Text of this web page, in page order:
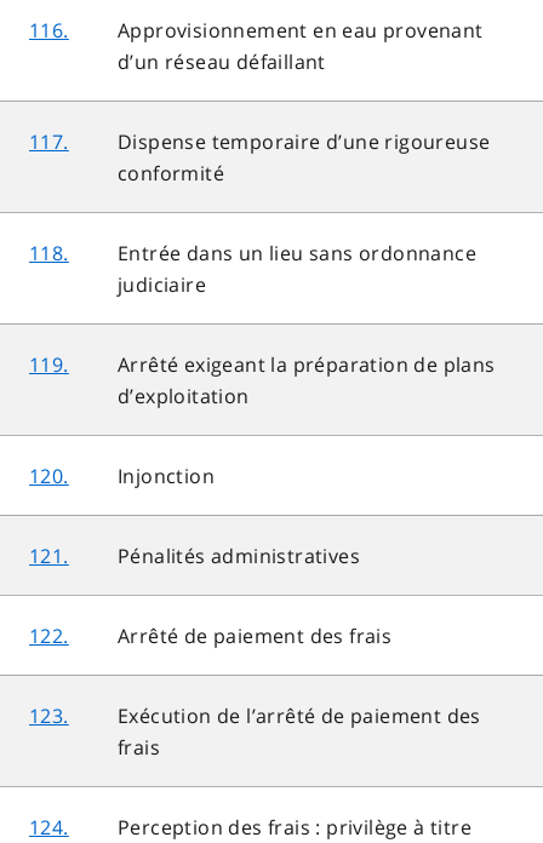
116.
Approvisionnement en eau provenant
d’un réseau défaillant
117.
Dispense temporaire d’une rigoureuse
conformité
118.
Entrée dans un lieu sans ordonnance
judiciaire
119.
Arrêté exigeant la préparation de plans
d’exploitation
120. Injonction
121. Pénalités administratives
122. Arrêté de paiement des frais
123.
Exécution de l’arrêté de paiement des
frais
124.
Perception des frais : privilège à titre